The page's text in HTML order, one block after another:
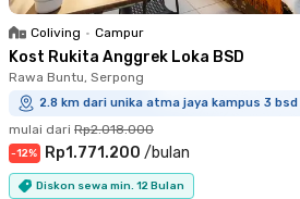
Coliving • Campur
Kost Rukita Anggrek Loka BSD
Rawa Buntu, Serpong
2.8 km dari unika atma jaya kampus 3 bsd
mulai dari Rp2.018.000
-12% Rp1.771.200 /bulan
Diskon sewa min. 12 Bulan